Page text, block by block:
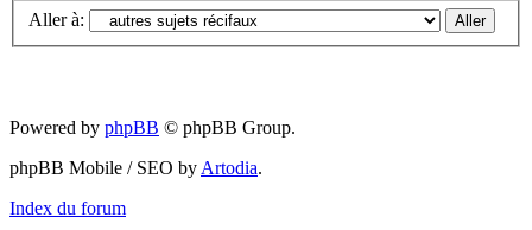
Aller à:
Powered by phpBB © phpBB Group.
phpBB Mobile / SEO by Artodia.
Index du forum